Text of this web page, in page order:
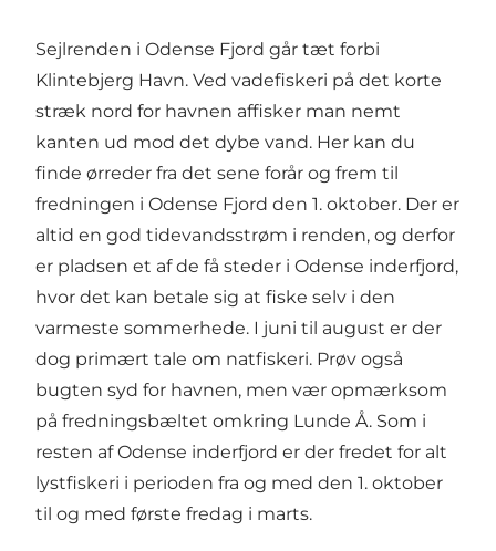
Sejlrenden i Odense Fjord går tæt forbi
Klintebjerg Havn. Ved vadefiskeri på det korte
stræk nord for havnen affisker man nemt
kanten ud mod det dybe vand. Her kan du
finde ørreder fra det sene forår og frem til
fredningen i Odense Fjord den 1. oktober. Der er
altid en god tidevandsstrøm i renden, og derfor
er pladsen et af de få steder i Odense inderfjord,
hvor det kan betale sig at fiske selv i den
varmeste sommerhede. I juni til august er der
dog primært tale om natfiskeri. Prøv også
bugten syd for havnen, men vær opmærksom
på fredningsbæltet omkring Lunde Å. Som i
resten af Odense inderfjord er der fredet for alt
lystfiskeri i perioden fra og med den 1. oktober
til og med første fredag i marts.